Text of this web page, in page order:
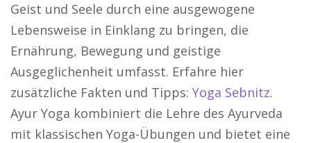
Geist und Seele durch eine ausgewogene
Lebensweise in Einklang zu bringen, die
Ernährung, Bewegung und geistige
Ausgeglichenheit umfasst. Erfahre hier
zusätzliche Fakten und Tipps: Yoga Sebnitz.
Ayur Yoga kombiniert die Lehre des Ayurveda
mit klassischen Yoga-Übungen und bietet eine